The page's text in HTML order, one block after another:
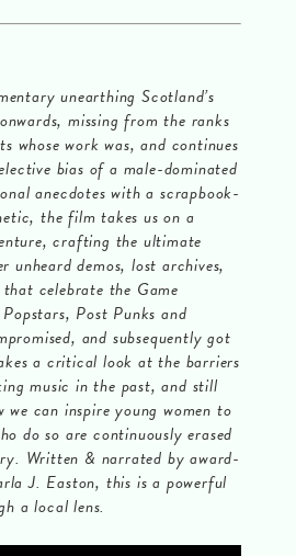
unearthing Scotland’s
missing from the ranks
whose work was, and continues
bias of a male-dominated
anecdotes with a scrapbook-
the film takes us on a
crafting the ultimate
unheard demos, lost archives,
celebrate the Game
Post Punks and
and subsequently got
a critical look at the barriers
music in the past, and still
can inspire young women to
do so are continuously erased
Written & narrated by award-
J. Easton, this is a powerful
a local lens.